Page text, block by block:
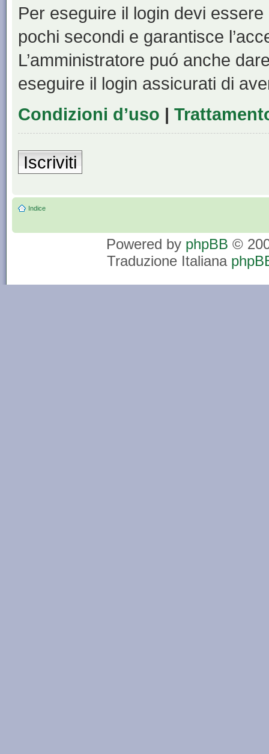
Per eseguire il login devi
pochi secondi e garantisce
L’amministratore puó anche
eseguire il login assicurati di
Condizioni d’uso |
Iscriviti
Indice
Powered by phpBB ©
Traduzione Italiana